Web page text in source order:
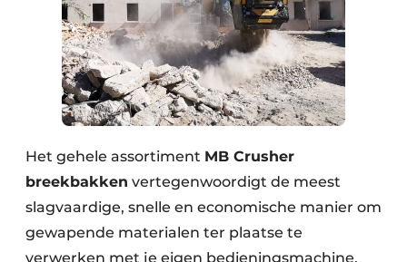
Het gehele assortiment MB Crusher
breekbakken vertegenwoordigt de meest
slagvaardige, snelle en economische manier om
gewapende materialen ter plaatse te
verwerken met je eigen bedieningsmachine.